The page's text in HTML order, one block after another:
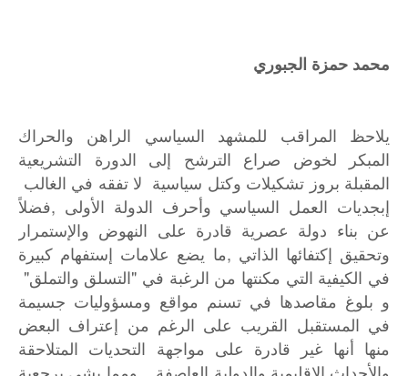
محمد حمزة الجبوري
يلاحظ المراقب للمشهد السياسي الراهن والحراك
المبكر لخوض صراع الترشح إلى الدورة التشريعية
المقبلة بروز تشكيلات وكتل سياسية لا تفقه في الغالب
إبجديات العمل السياسي وأحرف الدولة الأولى ,فضلاً
عن بناء دولة عصرية قادرة على النهوض والإستمرار
وتحقيق إكتفائها الذاتي ,ما يضع علامات إستفهام كبيرة
في الكيفية التي مكنتها من الرغبة في "التسلق والتملق"
و بلوغ مقاصدها في تسنم مواقع ومسؤوليات جسيمة
في المستقبل القريب على الرغم من إعتراف البعض
منها أنها غير قادرة على مواجهة التحديات المتلاحقة
والأحداث الإقليمية والدولية العاصفة , ومما يشي برجعية